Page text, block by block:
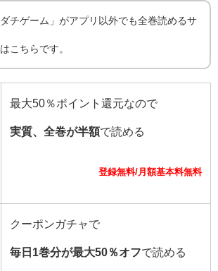
ダチゲーム」がアプリ以外でも全巻読めるサ
こちらです。
最大50％ポイント還元なので
実質、全巻が半額で読める
登録無料/月額基本料無料
クーポンガチャで
毎日1巻分が最大50％オフで読める